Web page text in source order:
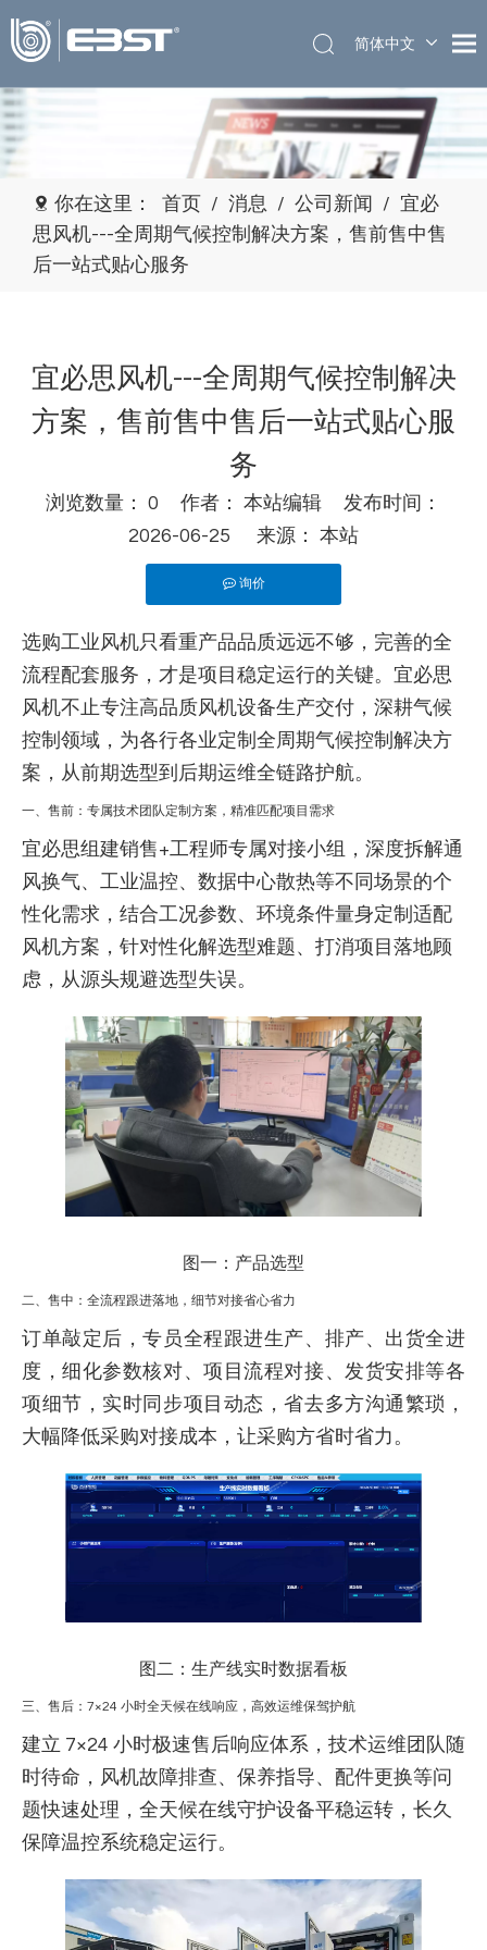
简体中文
你在这里： 首页 / 消息 / 公司新闻 / 宜必
思风机---全周期气候控制解决方案，售前售中售
后一站式贴心服务
宜必思风机---全周期气候控制解决
方案，售前售中售后一站式贴心服
务
浏览数量： 0 作者： 本站编辑 发布时间：
2026-06-25 来源： 本站
询价
选购工业风机只看重产品品质远远不够，完善的全
流程配套服务，才是项目稳定运行的关键。宜必思
风机不止专注高品质风机设备生产交付，深耕气候
控制领域，为各行各业定制全周期气候控制解决方
案，从前期选型到后期运维全链路护航。
一、售前：专属技术团队定制方案，精准匹配项目需求
宜必思组建销售+工程师专属对接小组，深度拆解通
风换气、工业温控、数据中心散热等不同场景的个
性化需求，结合工况参数、环境条件量身定制适配
风机方案，针对性化解选型难题、打消项目落地顾
虑，从源头规避选型失误。
图一：产品选型
二、售中：全流程跟进落地，细节对接省心省力
订单敲定后，专员全程跟进生产、排产、出货全进
度，细化参数核对、项目流程对接、发货安排等各
项细节，实时同步项目动态，省去多方沟通繁琐，
大幅降低采购对接成本，让采购方省时省力。
图二：生产线实时数据看板
三、售后：7×24 小时全天候在线响应，高效运维保驾护航
建立 7×24 小时极速售后响应体系，技术运维团队随
时待命，风机故障排查、保养指导、配件更换等问
题快速处理，全天候在线守护设备平稳运转，长久
保障温控系统稳定运行。